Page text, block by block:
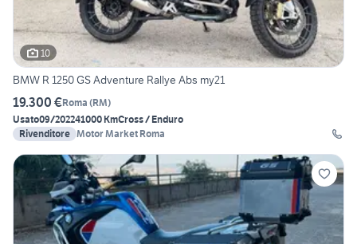
10
BMW R 1250 GS Adventure Rallye Abs my21
19.300 €Roma (RM)
Usato09/202241000 KmCross / Enduro
Rivenditore Motor Market Roma